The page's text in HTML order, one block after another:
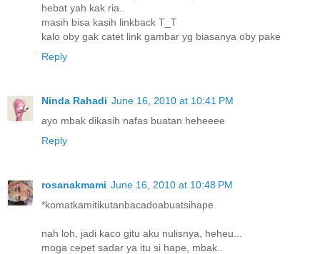
hebat yah kak ria..
masih bisa kasih linkback T_T
kalo oby gak catet link gambar yg biasanya oby pake
Reply
Ninda Rahadi June 16, 2010 at 10:41 PM
ayo mbak dikasih nafas buatan heheeee
Reply
rosanakmami June 16, 2010 at 10:48 PM
*komatkamitikutanbacadoabuatsihape
nah loh, jadi kaco gitu aku nulisnya, heheu...
moga cepet sadar ya itu si hape, mbak..